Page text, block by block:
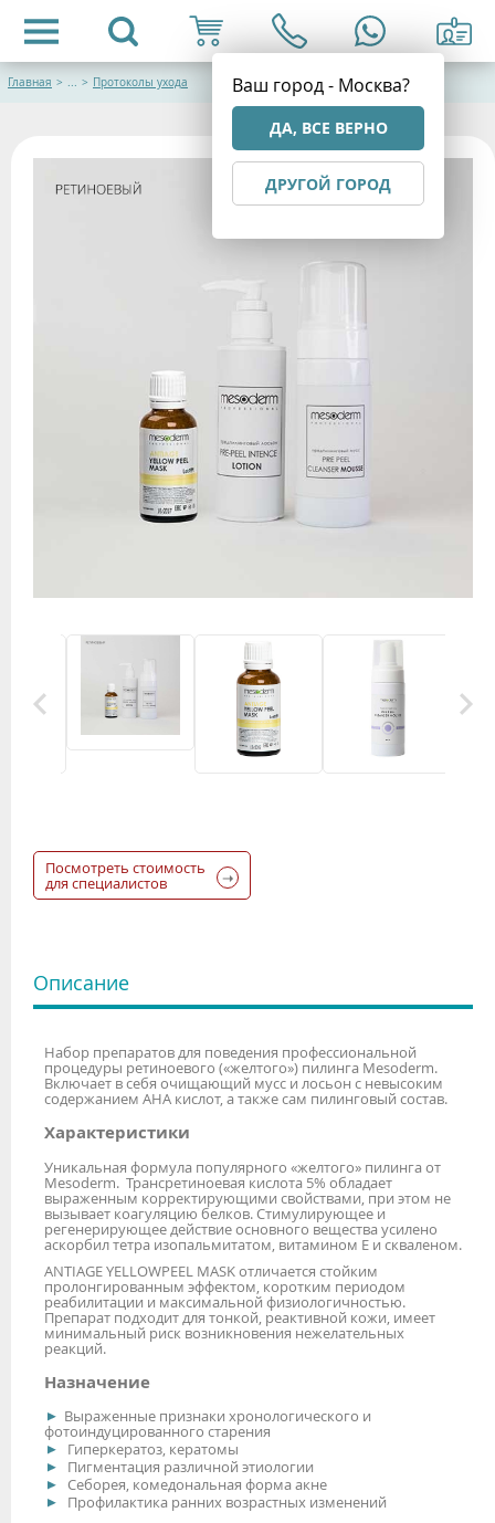
Ваш город - Москва?
ДА, ВСЕ ВЕРНО
ДРУГОЙ ГОРОД
Главная > ... > Протоколы ухода
Посмотреть стоимость
для специалистов
Описание
Набор препаратов для поведения профессиональной
процедуры ретиноевого («желтого») пилинга Mesoderm.
Включает в себя очищающий мусс и лосьон с невысоким
содержанием АНА кислот, а также сам пилинговый состав.
Характеристики
Уникальная формула популярного «желтого» пилинга от
Mesoderm. Трансретиноевая кислота 5% обладает
выраженным корректирующими свойствами, при этом не
вызывает коагуляцию белков. Стимулирующее и
регенерирующее действие основного вещества усилено
аскорбил тетра изопальмитатом, витамином Е и скваленом.
ANTIAGE YELLOWPEEL MASK отличается стойким
пролонгированным эффектом, коротким периодом
реабилитации и максимальной физиологичностью.
Препарат подходит для тонкой, реактивной кожи, имеет
минимальный риск возникновения нежелательных
реакций.
Назначение
Выраженные признаки хронологического и
фотоиндуцированного старения
Гиперкератоз, кератомы
Пигментация различной этиологии
Себорея, комедональная форма акне
Профилактика ранних возрастных изменений